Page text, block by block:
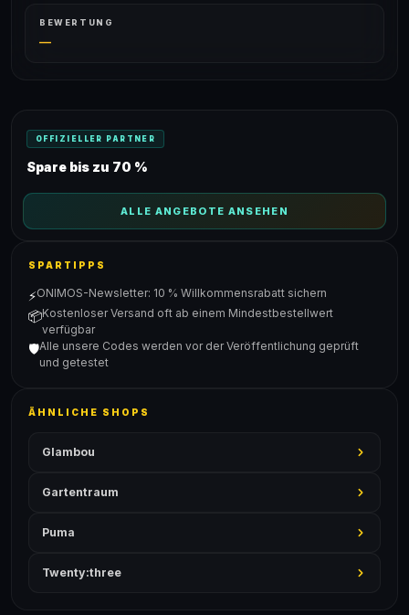
BEWERTUNG
—
OFFIZIELLER PARTNER
Spare bis zu 70 %
ALLE ANGEBOTE ANSEHEN
SPARTIPPS
⚡ONIMOS-Newsletter: 10 % Willkommensrabatt sichern
📦Kostenloser Versand oft ab einem Mindestbestellwert
verfügbar
🛡️Alle unsere Codes werden vor der Veröffentlichung geprüft
und getestet
ÄHNLICHE SHOPS
Glambou
Gartentraum
Puma
Twenty:three